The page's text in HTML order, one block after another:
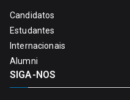
Candidatos
Estudantes
Internacionais
Alumni
SIGA-NOS